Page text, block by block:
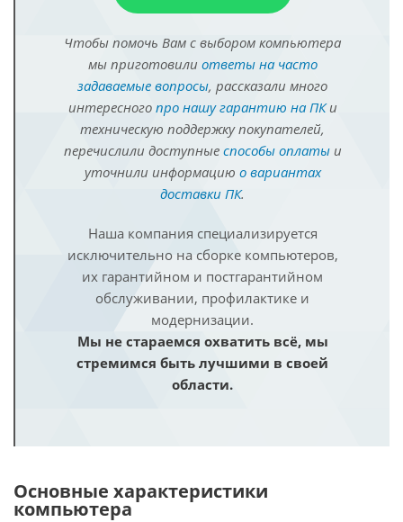
Чтобы помочь Вам с выбором компьютера
мы приготовили ответы на часто
задаваемые вопросы, рассказали много
интересного про нашу гарантию на ПКи
техническую поддержку покупателей,
перечислили доступные способы оплатыи
уточнили информацию о вариантах
доставки ПК.
Наша компания специализируется
исключительно на сборке компьютеров,
их гарантийном и постгарантийном
обслуживании, профилактике и
модернизации.
Мы не стараемся охватить всё, мы
стремимся быть лучшими в своей
области.
Основные характеристики
компьютера